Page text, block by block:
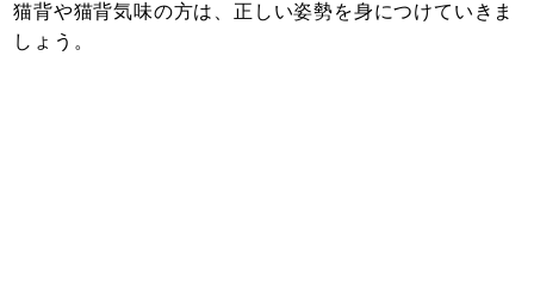
猫背や猫背気味の方は、正しい姿勢を身につけていきま
しょう。